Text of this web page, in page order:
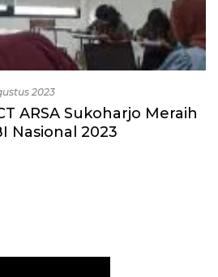
2023
ARSA Sukoharjo Meraih
Nasional 2023